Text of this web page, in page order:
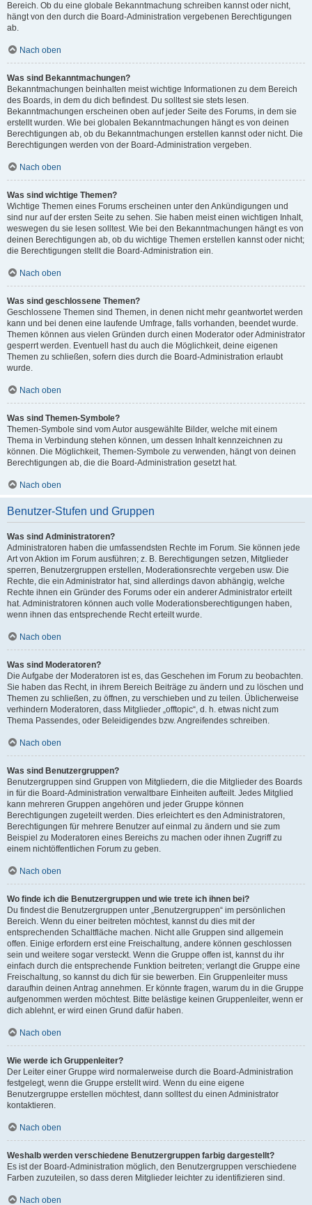
Bereich. Ob du eine globale Bekanntmachung schreiben kannst oder nicht,
hängt von den durch die Board-Administration vergebenen Berechtigungen
ab.
Nach oben
Was sind Bekanntmachungen?
Bekanntmachungen beinhalten meist wichtige Informationen zu dem Bereich
des Boards, in dem du dich befindest. Du solltest sie stets lesen.
Bekanntmachungen erscheinen oben auf jeder Seite des Forums, in dem sie
erstellt wurden. Wie bei globalen Bekanntmachungen hängt es von deinen
Berechtigungen ab, ob du Bekanntmachungen erstellen kannst oder nicht. Die
Berechtigungen werden von der Board-Administration vergeben.
Nach oben
Was sind wichtige Themen?
Wichtige Themen eines Forums erscheinen unter den Ankündigungen und
sind nur auf der ersten Seite zu sehen. Sie haben meist einen wichtigen Inhalt,
weswegen du sie lesen solltest. Wie bei den Bekanntmachungen hängt es von
deinen Berechtigungen ab, ob du wichtige Themen erstellen kannst oder nicht;
die Berechtigungen stellt die Board-Administration ein.
Nach oben
Was sind geschlossene Themen?
Geschlossene Themen sind Themen, in denen nicht mehr geantwortet werden
kann und bei denen eine laufende Umfrage, falls vorhanden, beendet wurde.
Themen können aus vielen Gründen durch einen Moderator oder Administrator
gesperrt werden. Eventuell hast du auch die Möglichkeit, deine eigenen
Themen zu schließen, sofern dies durch die Board-Administration erlaubt
wurde.
Nach oben
Was sind Themen-Symbole?
Themen-Symbole sind vom Autor ausgewählte Bilder, welche mit einem
Thema in Verbindung stehen können, um dessen Inhalt kennzeichnen zu
können. Die Möglichkeit, Themen-Symbole zu verwenden, hängt von deinen
Berechtigungen ab, die die Board-Administration gesetzt hat.
Nach oben
Benutzer-Stufen und Gruppen
Was sind Administratoren?
Administratoren haben die umfassendsten Rechte im Forum. Sie können jede
Art von Aktion im Forum ausführen; z. B. Berechtigungen setzen, Mitglieder
sperren, Benutzergruppen erstellen, Moderationsrechte vergeben usw. Die
Rechte, die ein Administrator hat, sind allerdings davon abhängig, welche
Rechte ihnen ein Gründer des Forums oder ein anderer Administrator erteilt
hat. Administratoren können auch volle Moderationsberechtigungen haben,
wenn ihnen das entsprechende Recht erteilt wurde.
Nach oben
Was sind Moderatoren?
Die Aufgabe der Moderatoren ist es, das Geschehen im Forum zu beobachten.
Sie haben das Recht, in ihrem Bereich Beiträge zu ändern und zu löschen und
Themen zu schließen, zu öffnen, zu verschieben und zu teilen. Üblicherweise
verhindern Moderatoren, dass Mitglieder „offtopic“, d. h. etwas nicht zum
Thema Passendes, oder Beleidigendes bzw. Angreifendes schreiben.
Nach oben
Was sind Benutzergruppen?
Benutzergruppen sind Gruppen von Mitgliedern, die die Mitglieder des Boards
in für die Board-Administration verwaltbare Einheiten aufteilt. Jedes Mitglied
kann mehreren Gruppen angehören und jeder Gruppe können
Berechtigungen zugeteilt werden. Dies erleichtert es den Administratoren,
Berechtigungen für mehrere Benutzer auf einmal zu ändern und sie zum
Beispiel zu Moderatoren eines Bereichs zu machen oder ihnen Zugriff zu
einem nichtöffentlichen Forum zu geben.
Nach oben
Wo finde ich die Benutzergruppen und wie trete ich ihnen bei?
Du findest die Benutzergruppen unter „Benutzergruppen“ im persönlichen
Bereich. Wenn du einer beitreten möchtest, kannst du dies mit der
entsprechenden Schaltfläche machen. Nicht alle Gruppen sind allgemein
offen. Einige erfordern erst eine Freischaltung, andere können geschlossen
sein und weitere sogar versteckt. Wenn die Gruppe offen ist, kannst du ihr
einfach durch die entsprechende Funktion beitreten; verlangt die Gruppe eine
Freischaltung, so kannst du dich für sie bewerben. Ein Gruppenleiter muss
daraufhin deinen Antrag annehmen. Er könnte fragen, warum du in die Gruppe
aufgenommen werden möchtest. Bitte belästige keinen Gruppenleiter, wenn er
dich ablehnt, er wird einen Grund dafür haben.
Nach oben
Wie werde ich Gruppenleiter?
Der Leiter einer Gruppe wird normalerweise durch die Board-Administration
festgelegt, wenn die Gruppe erstellt wird. Wenn du eine eigene
Benutzergruppe erstellen möchtest, dann solltest du einen Administrator
kontaktieren.
Nach oben
Weshalb werden verschiedene Benutzergruppen farbig dargestellt?
Es ist der Board-Administration möglich, den Benutzergruppen verschiedene
Farben zuzuteilen, so dass deren Mitglieder leichter zu identifizieren sind.
Nach oben